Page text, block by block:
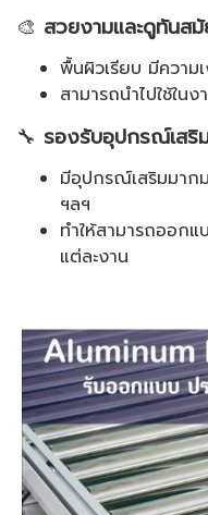
🎨 สวยงามและดูทันส
พื้นผิวเรียบ มีความ
สามารถนำไปใช้ใน
🔧 รองรับอุปกรณ์เสริ
มีอุปกรณ์เสริมมาก
ฯลฯ
ทำให้สามารถออก
แต่ละงาน